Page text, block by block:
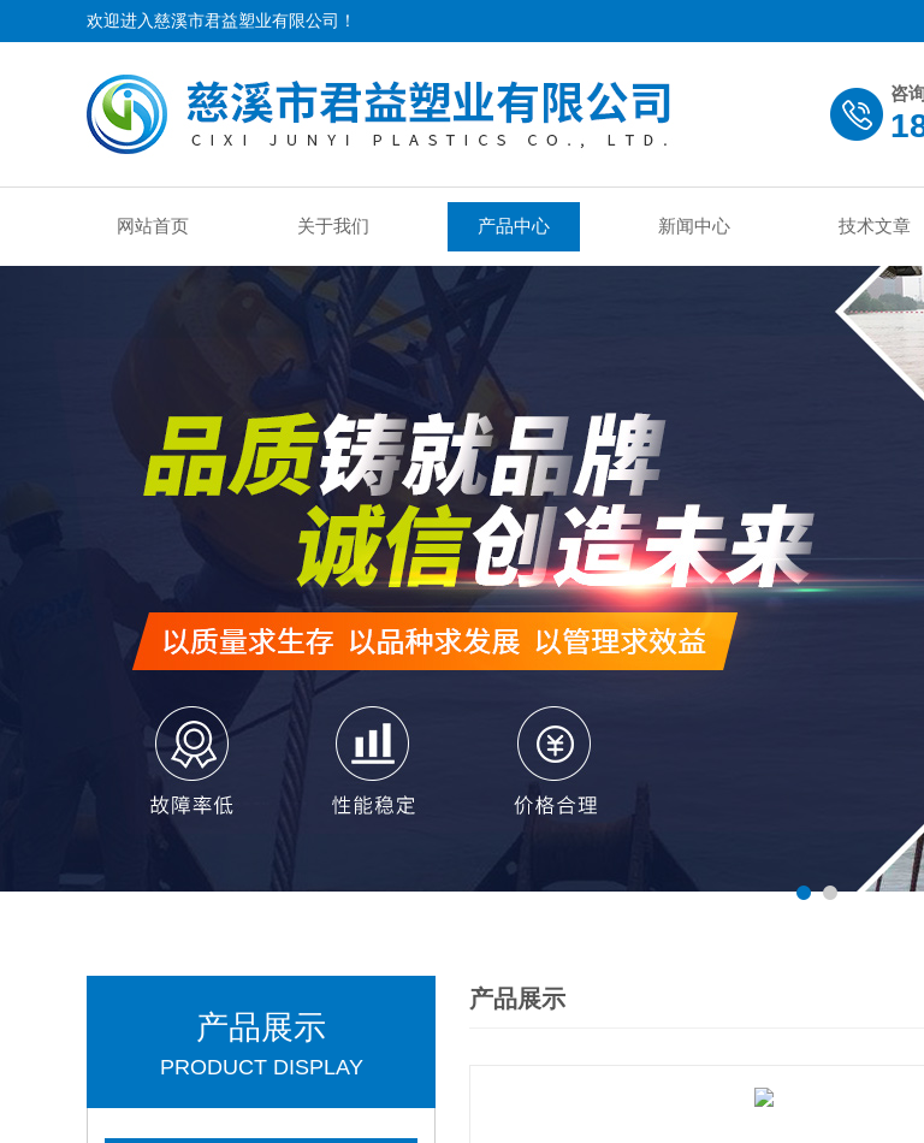
欢迎进入慈溪市君益塑业有限公司！
咨
网站首页 关于我们 产品中心 新闻中心 技术文章
产品展示
PRODUCT DISPLAY
产品展示